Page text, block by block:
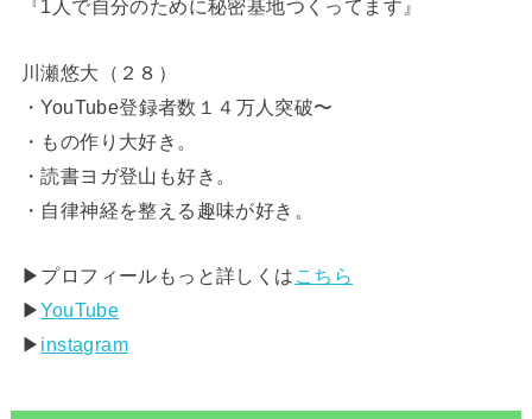
『1人で自分のために秘密基地つくってます』
川瀬悠大（２８）
・YouTube登録者数１４万人突破〜
・もの作り大好き。
・読書ヨガ登山も好き。
・自律神経を整える趣味が好き。
▶︎プロフィールもっと詳しくは こちら
▶︎YouTube
▶︎ instagram